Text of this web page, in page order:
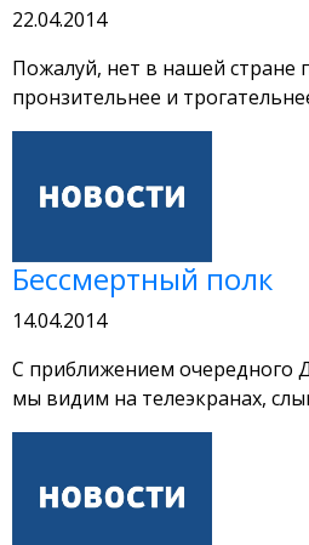
22.04.2014
Пожалуй, нет в нашей стране
пронзительнее и
Бессмертный полк
14.04.2014
С приближением очередного
мы видим на телеэкранах,